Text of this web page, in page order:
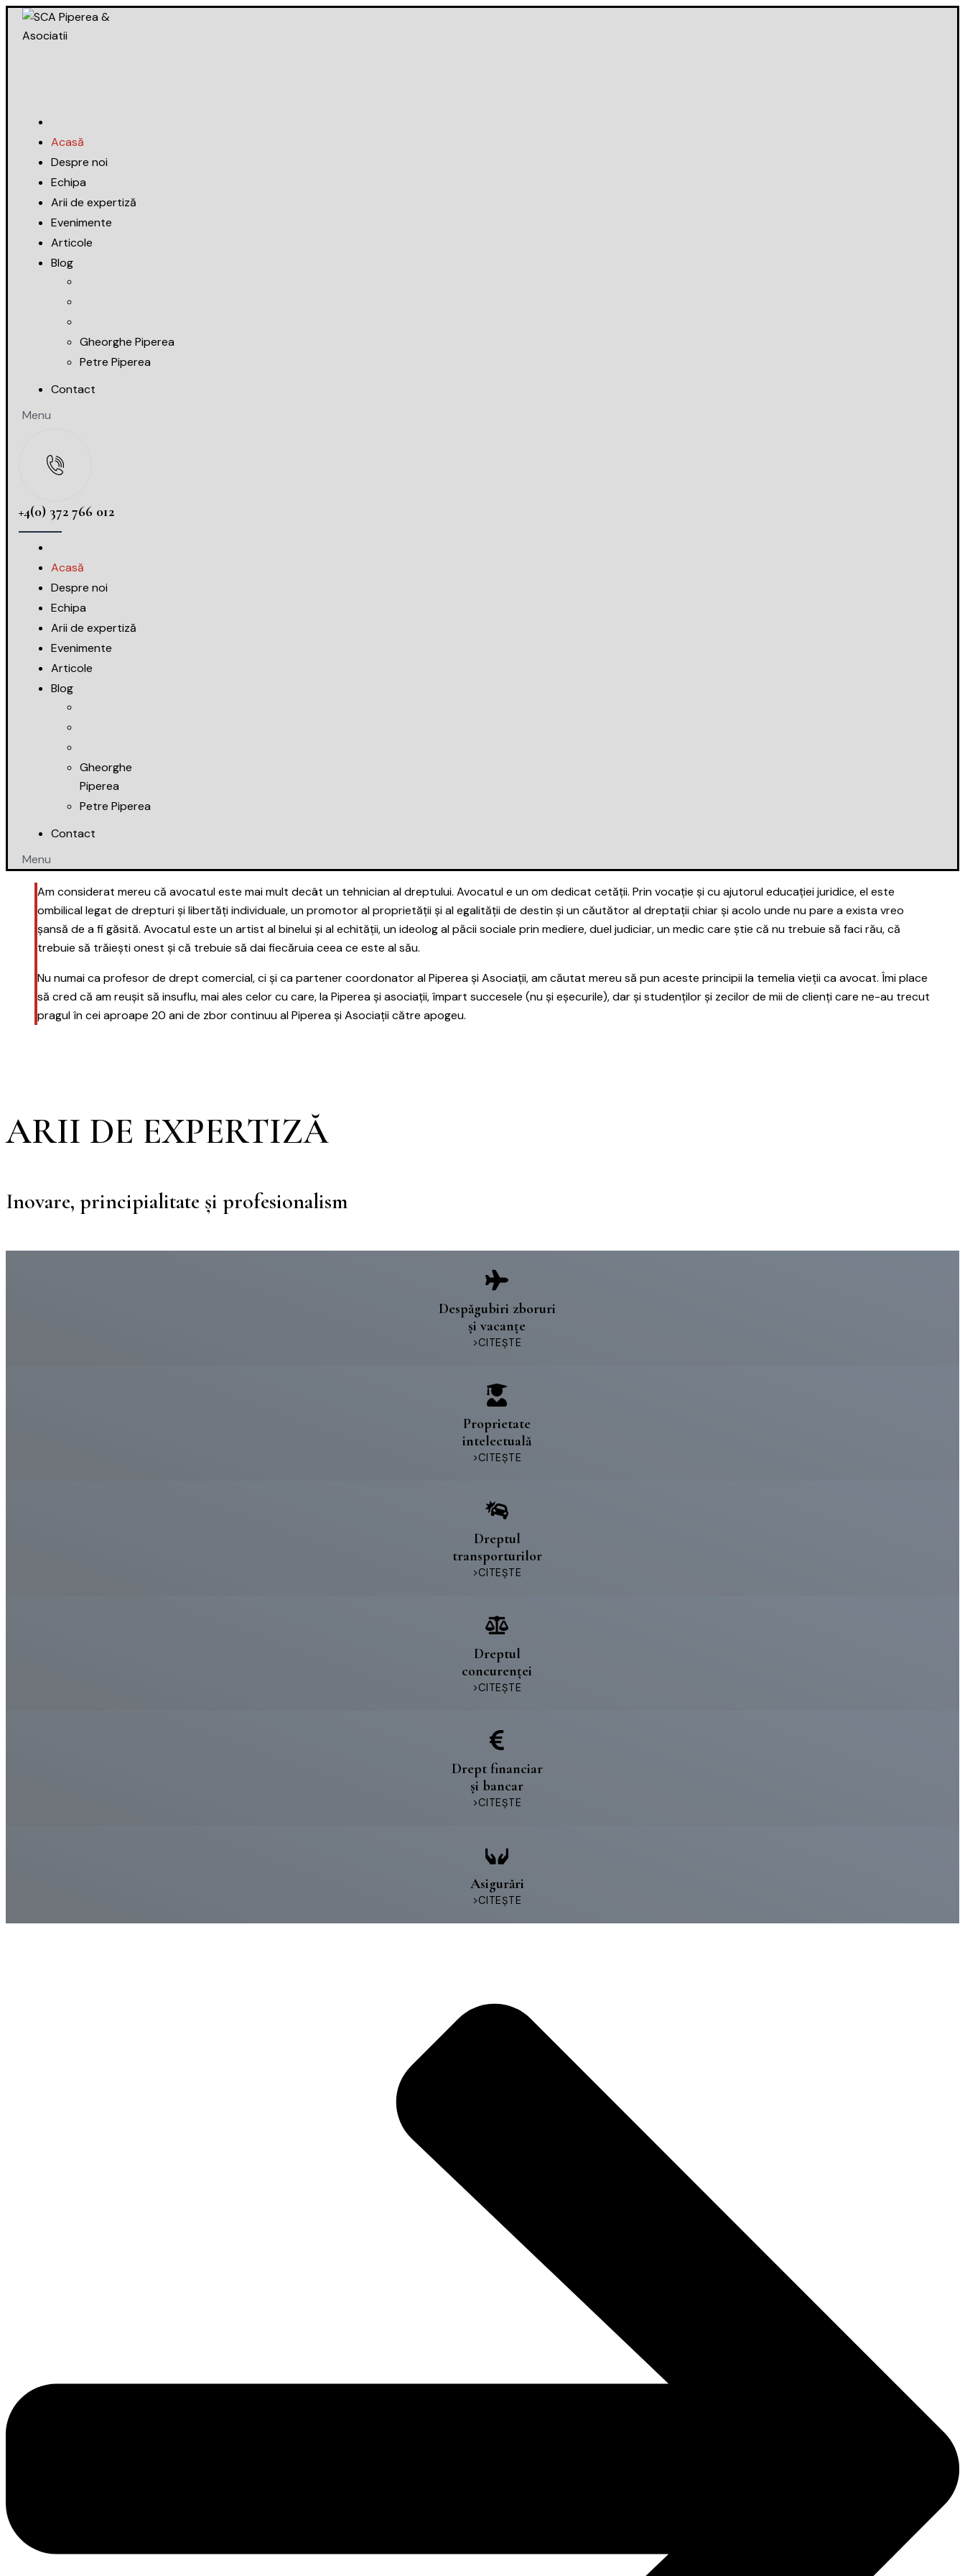
Skip
Acasă
Despre noi
Echipa
Arii de expertiză
Evenimente
Articole
Blog
Gheorghe Piperea
Petre Piperea
Contact
Menu
+4(0) 372 766 012
Acasă
Despre noi
Echipa
Arii de expertiză
Evenimente
Articole
Blog
Gheorghe
Piperea
Petre Piperea
Contact
Menu
O ECHIPĂ DE PROFESIONIȘTI
NU DOAR O CASĂ DE AVOCATURĂ
Telefon +40 372 766 012 / +40 372 766 013| Emailsecretariat@piperea.ro
Am considerat mereu că avocatul este mai mult decât un tehnician al dreptului. Avocatul e un om dedicat cetății. Prin vocație și cu ajutorul educației juridice, el este
ombilical legat de drepturi și libertăți individuale, un promotor al proprietății și al egalității de destin și un căutător al dreptații chiar și acolo unde nu pare a exista vreo
șansă de a fi găsită. Avocatul este un artist al binelui și al echității, un ideolog al păcii sociale prin mediere, duel judiciar, un medic care știe că nu trebuie să faci rău, că
trebuie să trăiești onest și că trebuie să dai fiecăruia ceea ce este al său.
Nu numai ca profesor de drept comercial, ci și ca partener coordonator al Piperea și Asociații, am căutat mereu să pun aceste principii la temelia vieții ca avocat. Îmi place
să cred că am reușit să insuflu, mai ales celor cu care, la Piperea și asociații, împart succesele (nu și eșecurile), dar și studenților și zecilor de mii de clienți care ne-au trecut
pragul în cei aproape 20 ani de zbor continuu al Piperea și Asociații către apogeu.
ARII DE EXPERTIZĂ
Inovare, principialitate și profesionalism
Despăgubiri zboruri
și vacanțe
>CITEȘTE
Proprietate
intelectuală
>CITEȘTE
Dreptul
transporturilor
>CITEȘTE
Dreptul
concurenței
>CITEȘTE
Drept financiar
și bancar
>CITEȘTE
Asigurări
>CITEȘTE